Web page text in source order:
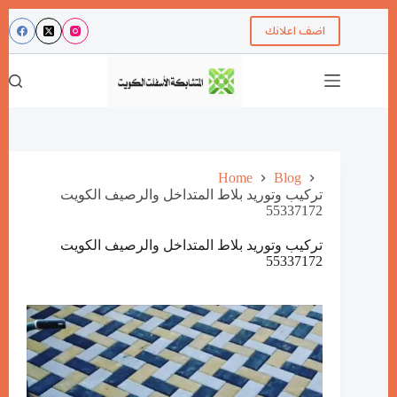
اضف اعلانك
Home
Blog
تركيب وتوريد بلاط المتداخل والرصيف الكويت
55337172
تركيب وتوريد بلاط المتداخل والرصيف الكويت
55337172